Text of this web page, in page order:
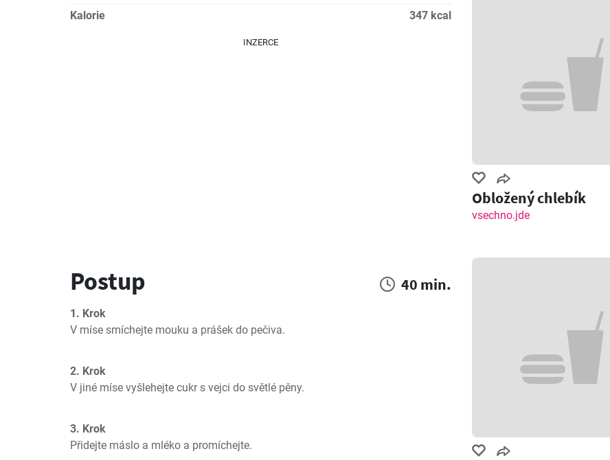
Kalorie
347 kcal
INZERCE
Postup 40 min.
1. Krok
V míse smíchejte mouku a prášek do pečiva.
2. Krok
V jiné míse vyšlehejte cukr s vejci do světlé pěny.
3. Krok
Přidejte máslo a mléko a promíchejte.
Obložený chlebík
vsechno.jde